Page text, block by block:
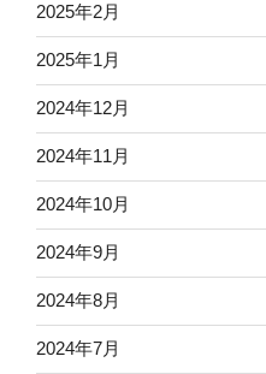
2025年2月
2025年1月
2024年12月
2024年11月
2024年10月
2024年9月
2024年8月
2024年7月